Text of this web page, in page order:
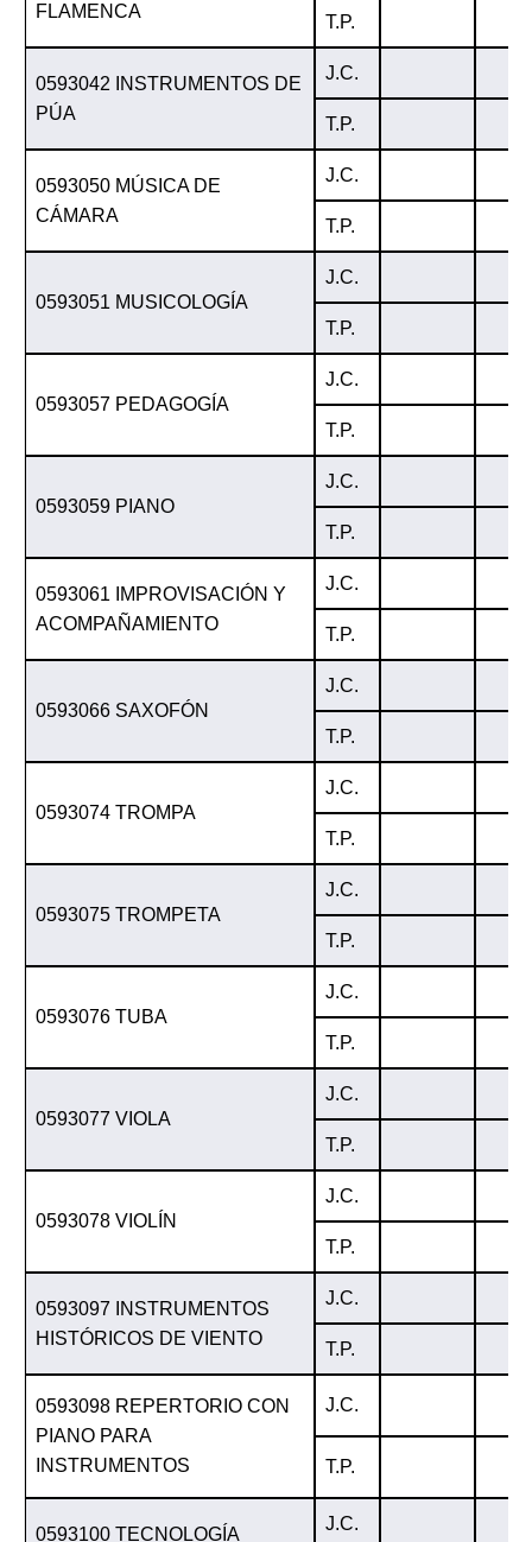
FLAMENCA
T.P.
0593042 INSTRUMENTOS DE
PÚA
J.C.
T.P.
0593050 MÚSICA DE
CÁMARA
J.C.
T.P.
0593051 MUSICOLOGÍA
J.C.
T.P.
0593057 PEDAGOGÍA
J.C.
T.P.
0593059 PIANO
J.C.
T.P.
0593061 IMPROVISACIÓN Y
ACOMPAÑAMIENTO
J.C.
T.P.
0593066 SAXOFÓN
J.C.
T.P.
0593074 TROMPA
J.C.
T.P.
0593075 TROMPETA
J.C.
T.P.
0593076 TUBA
J.C.
T.P.
0593077 VIOLA
J.C.
T.P.
0593078 VIOLÍN
J.C.
T.P.
0593097 INSTRUMENTOS
HISTÓRICOS DE VIENTO
J.C.
T.P.
0593098 REPERTORIO CON
PIANO PARA
INSTRUMENTOS
J.C.
T.P.
0593100 TECNOLOGÍA
J.C.